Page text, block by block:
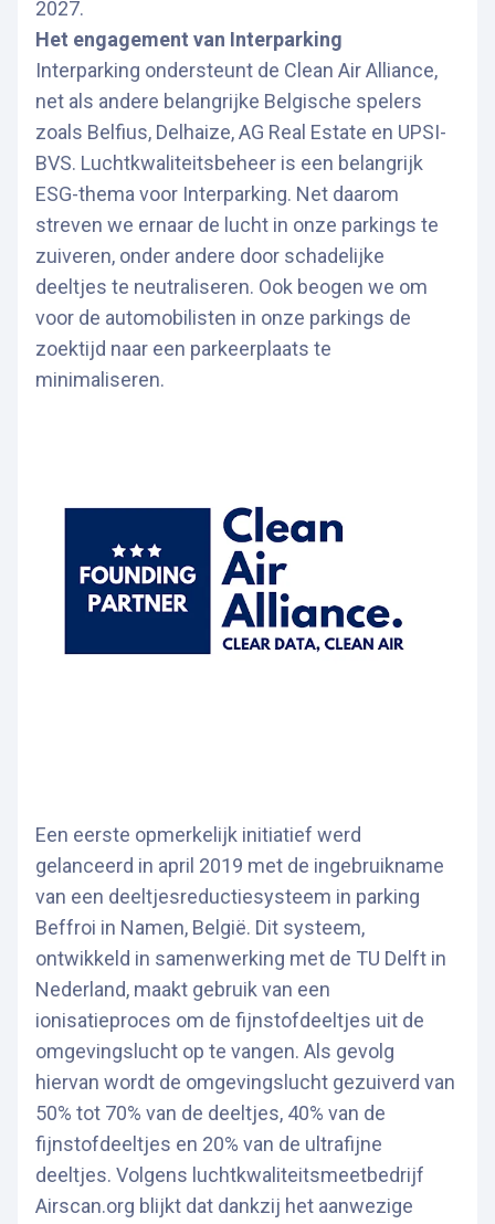
2027.
Het engagement van Interparking
Interparking ondersteunt de Clean Air Alliance,
net als andere belangrijke Belgische spelers
zoals Belfius, Delhaize, AG Real Estate en UPSI-
BVS. Luchtkwaliteitsbeheer is een belangrijk
ESG-thema voor Interparking. Net daarom
streven we ernaar de lucht in onze parkings te
zuiveren, onder andere door schadelijke
deeltjes te neutraliseren. Ook beogen we om
voor de automobilisten in onze parkings de
zoektijd naar een parkeerplaats te
minimaliseren.
Een eerste opmerkelijk initiatief werd
gelanceerd in april 2019 met de ingebruikname
van een deeltjesreductiesysteem in parking
Beffroi in Namen, België. Dit systeem,
ontwikkeld in samenwerking met de TU Delft in
Nederland, maakt gebruik van een
ionisatieproces om de fijnstofdeeltjes uit de
omgevingslucht op te vangen. Als gevolg
hiervan wordt de omgevingslucht gezuiverd van
50% tot 70% van de deeltjes, 40% van de
fijnstofdeeltjes en 20% van de ultrafijne
deeltjes. Volgens luchtkwaliteitsmeetbedrijf
Airscan.org blijkt dat dankzij het aanwezige